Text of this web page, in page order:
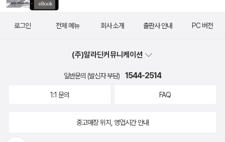
로그인 전체 메뉴 회사 소개 출판사 안내 PC 버전
(주)알라딘커뮤니케이션
일반문의 (발신자 부담) 1544-2514
1:1 문의 FAQ
중고매장 위치, 영업시간 안내